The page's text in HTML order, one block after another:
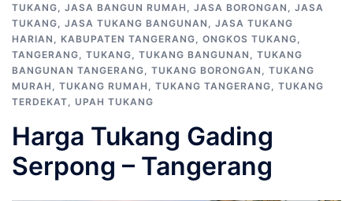
TUKANG, JASA BANGUN RUMAH , JASA BORONGAN , JASA
TUKANG, JASA TUKANG BANGUNAN , JASA TUKANG
HARIAN , KABUPATEN TANGERANG, ONGKOS TUKANG,
TANGERANG, TUKANG, TUKANG BANGUNAN , TUKANG
BANGUNAN TANGERANG, TUKANG BORONGAN , TUKANG
MURAH , TUKANG RUMAH , TUKANG TANGERANG, TUKANG
TERDEKAT, UPAH TUKANG
Harga Tukang Gading
Serpong – Tangerang